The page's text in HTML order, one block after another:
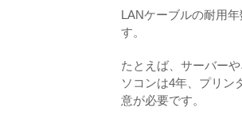
LANケーブルの耐用
す。
たとえば、サーバー
ソコンは4年、プリン
意が必要です。